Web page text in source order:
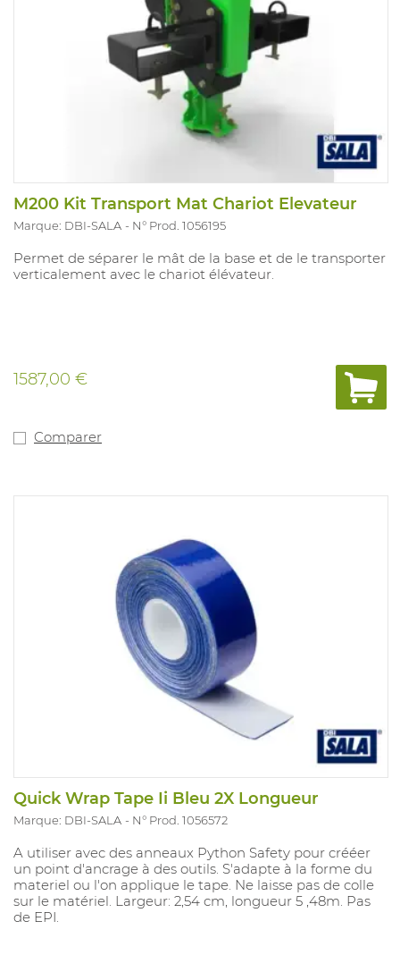
M200 Kit Transport Mat Chariot Elevateur
Marque: DBI-SALA N° Prod. 1056195
Permet de séparer le mât de la base et de le transporter
verticalement avec le chariot élévateur.
1587,00 €
Comparer
Quick Wrap Tape Ii Bleu 2X Longueur
Marque: DBI-SALA N° Prod. 1056572
A utiliser avec des anneaux Python Safety pour crééer
un point d'ancrage à des outils. S'adapte à la forme du
materiel ou l'on applique le tape. Ne laisse pas de colle
sur le matériel. Largeur: 2,54 cm, longueur 5 ,48m. Pas
de EPI.